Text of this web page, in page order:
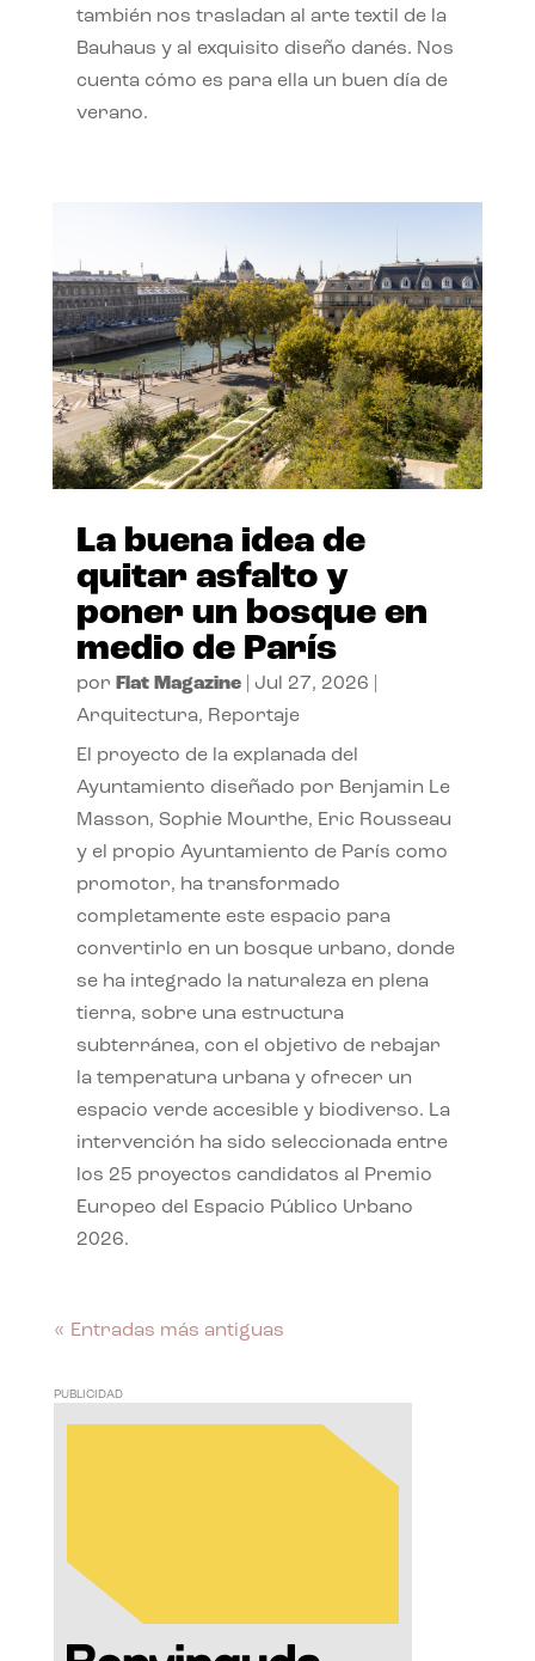
también nos trasladan al arte textil de la
Bauhaus y al exquisito diseño danés. Nos
cuenta cómo es para ella un buen día de
verano.
La buena idea de
quitar asfalto y
poner un bosque en
medio de París
por Flat Magazine| Jul 27, 2026
Arquitectura, Reportaje
El proyecto de la explanada del
Ayuntamiento diseñado por Benjamin Le
Masson, Sophie Mourthe, Eric Rousseau
y el propio Ayuntamiento de París como
promotor, ha transformado
completamente este espacio para
convertirlo en un bosque urbano, donde
se ha integrado la naturaleza en plena
tierra, sobre una estructura
subterránea, con el objetivo de rebajar
la temperatura urbana y ofrecer un
espacio verde accesible y biodiverso. La
intervención ha sido seleccionada entre
los 25 proyectos candidatos al Premio
Europeo del Espacio Público Urbano
2026.
« Entradas más antiguas
PUBLICIDAD